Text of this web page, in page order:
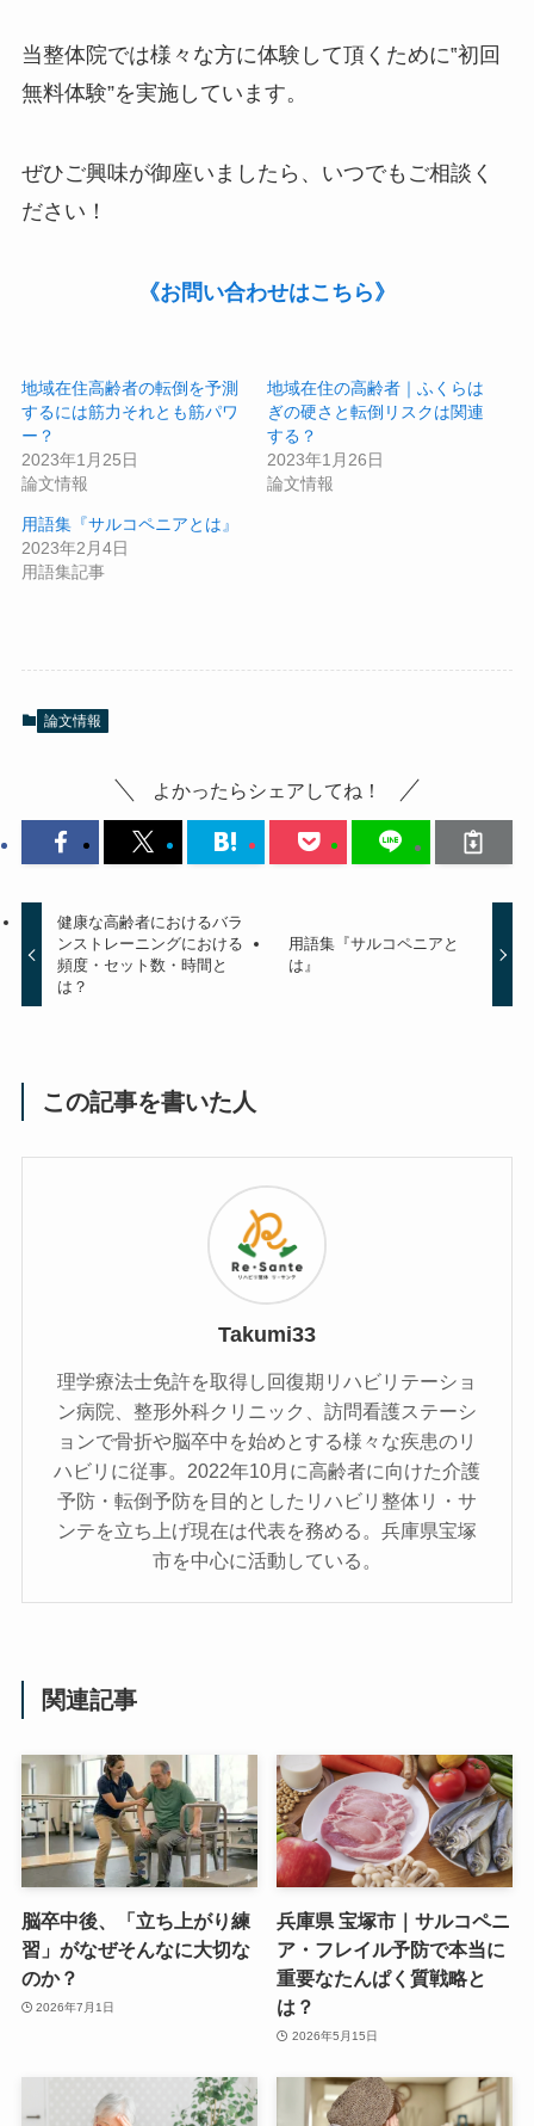
当整体院では様々な方に体験して頂くために‟初回
無料体験”を実施しています。
ぜひご興味が御座いましたら、いつでもご相談く
ださい！
《お問い合わせはこちら》
地域在住高齢者の転倒を予測
するには筋力それとも筋パワ
ー？
2023年1月25日
論文情報
地域在住の高齢者｜ふくらは
ぎの硬さと転倒リスクは関連
する？
2023年1月26日
論文情報
用語集『サルコペニアとは』
2023年2月4日
用語集記事
論文情報
よかったらシェアしてね！
健康な高齢者におけるバラ
ンストレーニングにおける
頻度・セット数・時間と
は？
用語集『サルコペニアと
は』
この記事を書いた人
Takumi33
理学療法士免許を取得し回復期リハビリテーショ
ン病院、整形外科クリニック、訪問看護ステーシ
ョンで骨折や脳卒中を始めとする様々な疾患のリ
ハビリに従事。2022年10月に高齢者に向けた介護
予防・転倒予防を目的としたリハビリ整体リ・サ
ンテを立ち上げ現在は代表を務める。兵庫県宝塚
市を中心に活動している。
関連記事
脳卒中後、「立ち上がり練
習」がなぜそんなに大切な
のか？
2026年7月1日
兵庫県 宝塚市｜サルコペニ
ア・フレイル予防で本当に
重要なたんぱく質戦略と
は？
2026年5月15日